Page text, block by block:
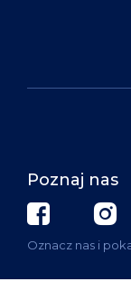
Poznaj nas
Oznacz nas i